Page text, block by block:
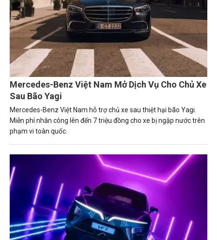
Mercedes-Benz Việt Nam Mở Dịch Vụ Cho Chủ Xe
Sau Bão Yagi
Mercedes-Benz Việt Nam hỗ trợ chủ xe sau thiệt hại bão Yagi.
Miễn phí nhân công lên đến 7 triệu đồng cho xe bị ngập nước trên
phạm vi toàn quốc.